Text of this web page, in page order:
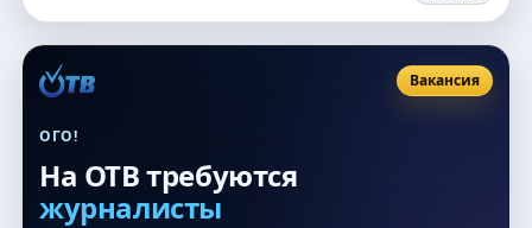
Вакансия
ОГО!
На ОТВ требуются
журналисты